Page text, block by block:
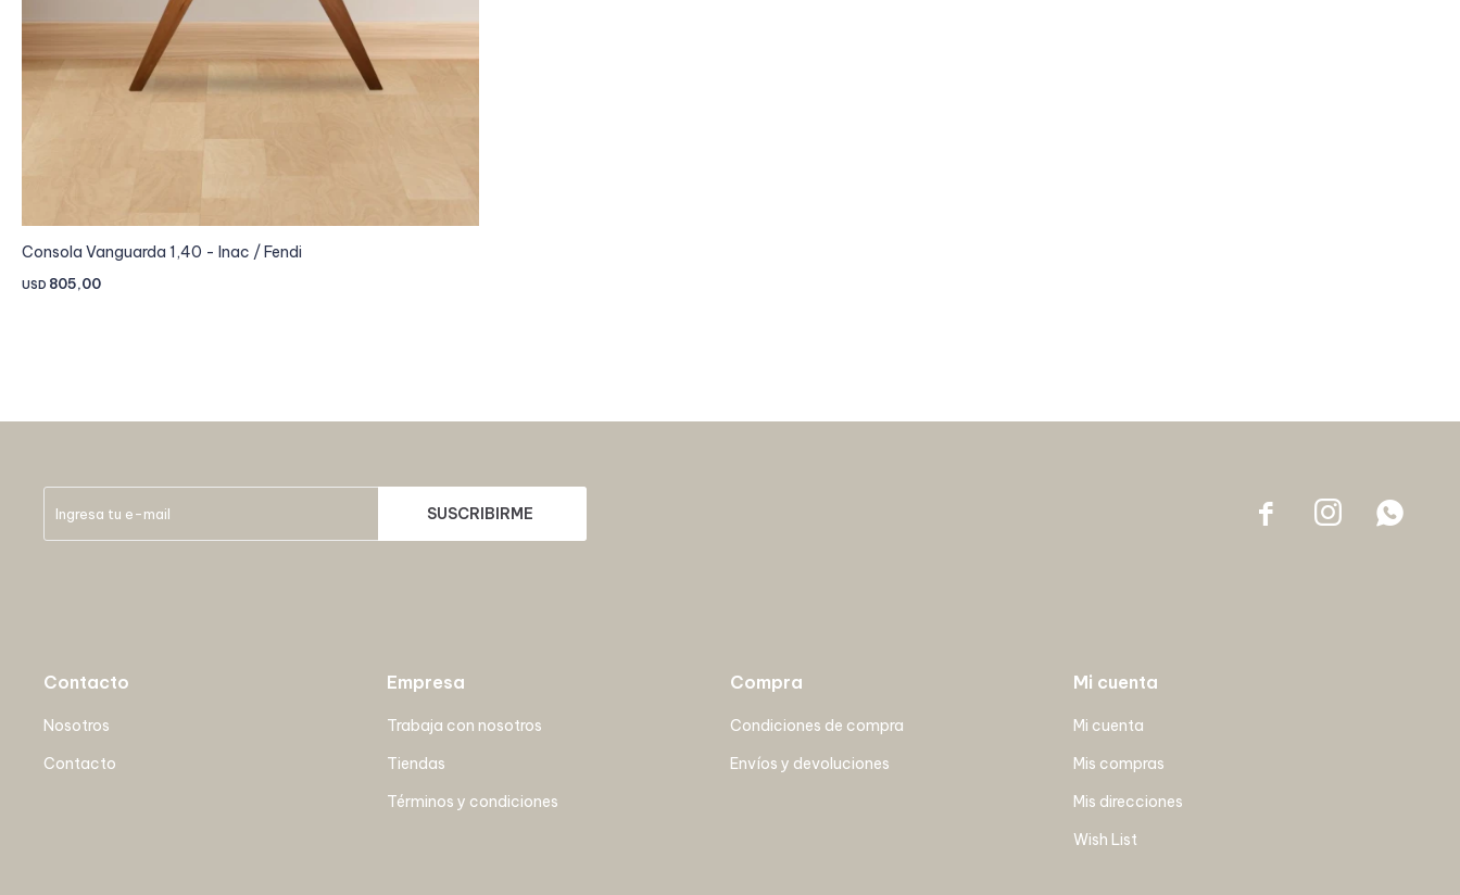
Consola Vanguarda 1,40 - Inac / Fendi
USD 805,00
SUSCRIBIRME   
Contacto
Nosotros
Contacto
Empresa
Trabaja con nosotros
Tiendas
Términos y condiciones
Compra
Condiciones de compra
Envíos y devoluciones
Mi cuenta
Mi cuenta
Mis compras
Mis direcciones
Wish List